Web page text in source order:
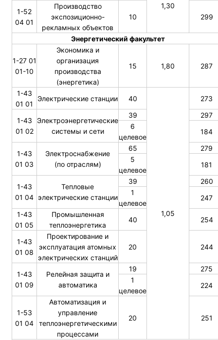
1,30
1-52
04 01
Производство
экспозиционно-
рекламных объектов
10 299
Энергетический факультет
1-27 01
01-10
Экономика и
организация
производства
(энергетика)
15 1,80 287
1-43
01 01
Электрические станции 40
1,05
273
1-43
01 02
Электроэнергетические
системы и сети
39
297
6
целевое
184
1-43
01 03
Электроснабжение
(по отраслям)
65
279
5
целевое
181
1-43
01 04
Тепловые
электрические станции
39
260
1
целевое
247
1-43
01 05
Промышленная
теплоэнергетика
40 254
1-43
01 08
Проектирование и
эксплуатация атомных
электрических станций
20 244
1-43
01 09
Релейная защита и
автоматика
19
275
1
целевое
224
1-53
01 04
Автоматизация и
управление
теплоэнергетическими
процессами
20 251